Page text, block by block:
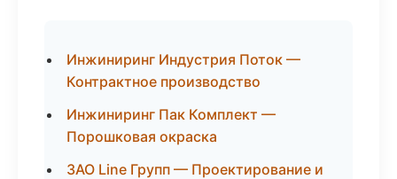
Инжиниринг Индустрия Поток —
Контрактное производство
Инжиниринг Пак Комплект —
Порошковая окраска
ЗАО Line Групп — Проектирование и